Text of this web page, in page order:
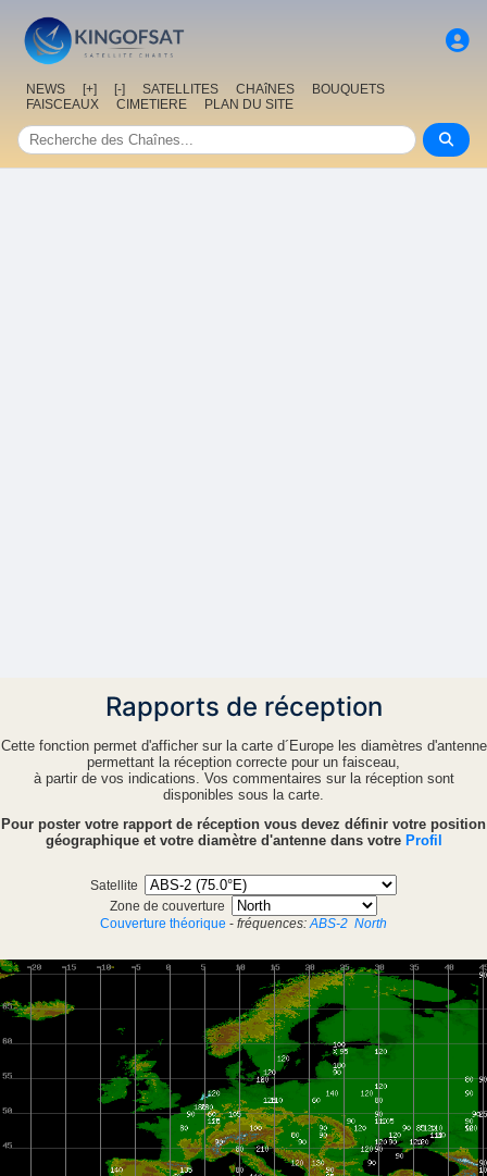
NEWS [+] [-] SATELLITES CHAîNES
BOUQUETS
FAISCEAUX
CIMETIERE PLAN DU SITE
Rapports de réception
Cette fonction permet d'afficher sur la carte d´Europe les diamètres d'antenne
permettant la réception correcte pour un faisceau,
à partir de vos indications. Vos commentaires sur la réception sont
disponibles sous la carte.
Pour poster votre rapport de réception vous devez définir votre position
géographique et votre diamètre d'antenne dans votre Profil
Satellite
Zone de couverture
Couverture théorique - fréquences:ABS-2 North